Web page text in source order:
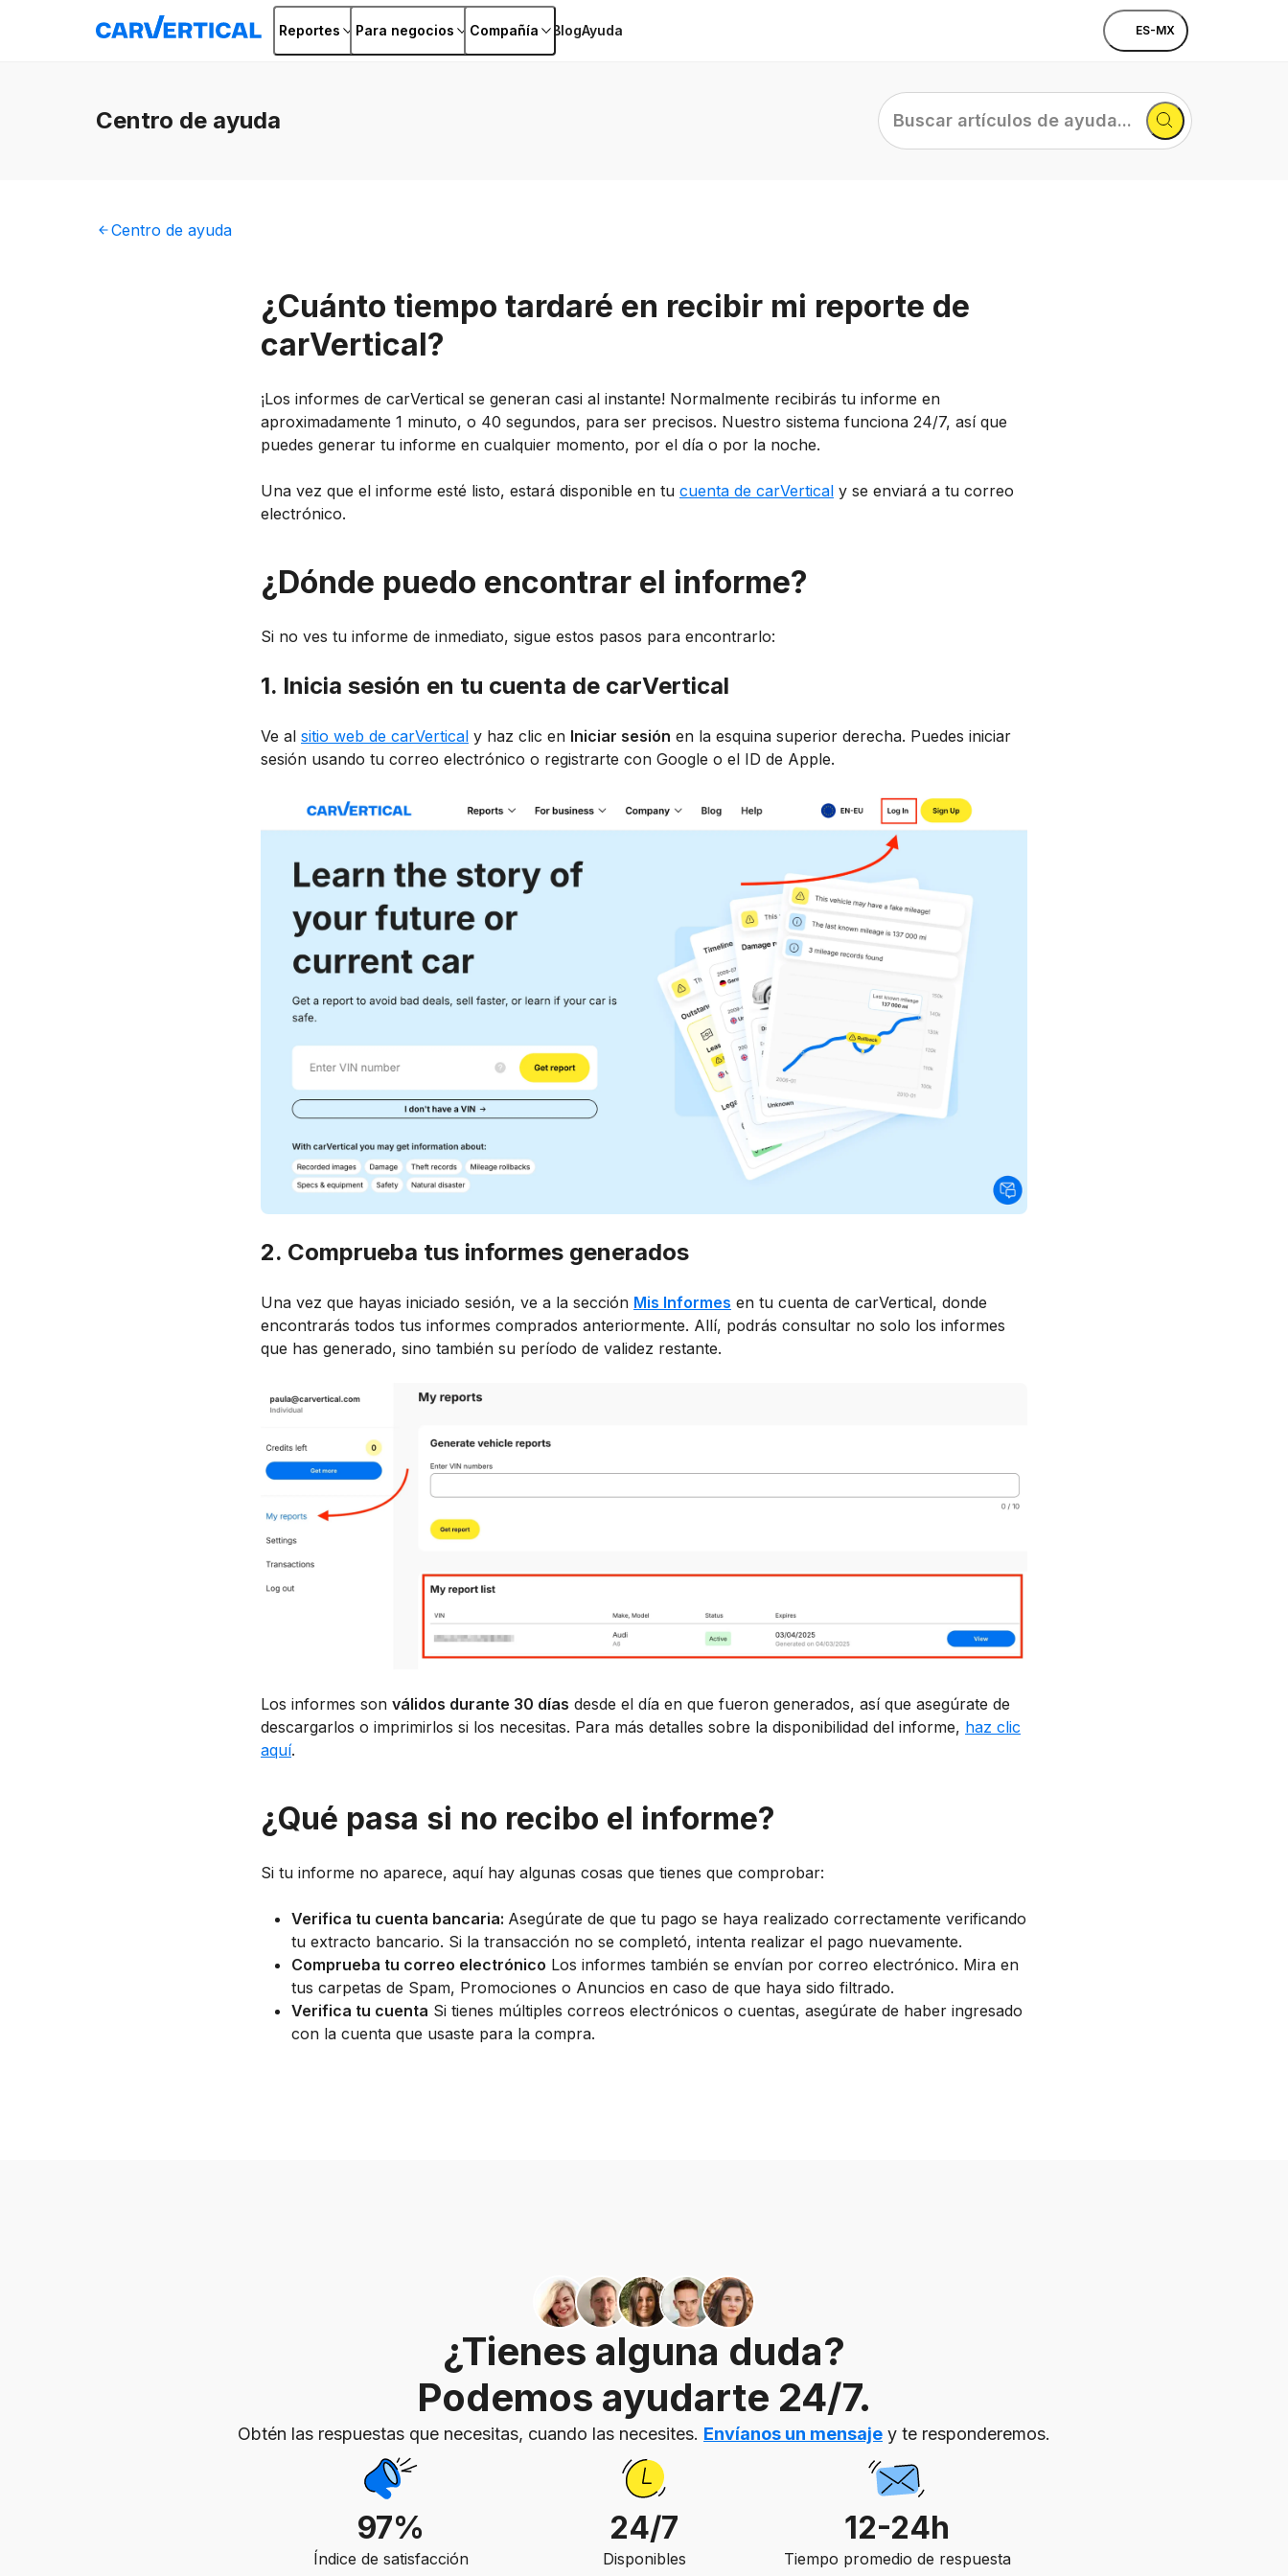
Reportes Para negocios Compañía BlogAyuda ES-MX
Centro de ayuda
Buscar
artículos
de
Centro de ayuda
¿Cuánto tiempo tardaré en recibir mi reporte de
carVertical?
¡Los informes de carVertical se generan casi al instante! Normalmente recibirás tu informe en
aproximadamente 1 minuto, o 40 segundos, para ser precisos. Nuestro sistema funciona 24/7, así que
puedes generar tu informe en cualquier momento, por el día o por la noche.
Una vez que el informe esté listo, estará disponible en tu cuenta de carVertical y se enviará a tu correo
electrónico.
¿Dónde puedo encontrar el informe?
Si no ves tu informe de inmediato, sigue estos pasos para encontrarlo:
1. Inicia sesión en tu cuenta de carVertical
Ve al sitio web de carVertical y haz clic en Iniciar sesión en la esquina superior derecha. Puedes iniciar
sesión usando tu correo electrónico o registrarte con Google o el ID de Apple.
2. Comprueba tus informes generados
Una vez que hayas iniciado sesión, ve a la sección Mis Informes en tu cuenta de carVertical, donde
encontrarás todos tus informes comprados anteriormente. Allí, podrás consultar no solo los informes
que has generado, sino también su período de validez restante.
Los informes son válidos durante 30 días desde el día en que fueron generados, así que asegúrate de
descargarlos o imprimirlos si los necesitas. Para más detalles sobre la disponibilidad del informe, haz clic
aquí.
¿Qué pasa si no recibo el informe?
Si tu informe no aparece, aquí hay algunas cosas que tienes que comprobar:
Verifica tu cuenta bancaria: Asegúrate de que tu pago se haya realizado correctamente verificando
tu extracto bancario. Si la transacción no se completó, intenta realizar el pago nuevamente.
Comprueba tu correo electrónico Los informes también se envían por correo electrónico. Mira en
tus carpetas de Spam, Promociones o Anuncios en caso de que haya sido filtrado.
Verifica tu cuenta Si tienes múltiples correos electrónicos o cuentas, asegúrate de haber ingresado
con la cuenta que usaste para la compra.
¿Tienes alguna duda?
Podemos ayudarte 24/7.
Obtén las respuestas que necesitas, cuando las necesites. Envíanos un mensaje y te responderemos.
97%
Índice de satisfacción
24/7
Disponibles
12-24h
Tiempo promedio de respuesta